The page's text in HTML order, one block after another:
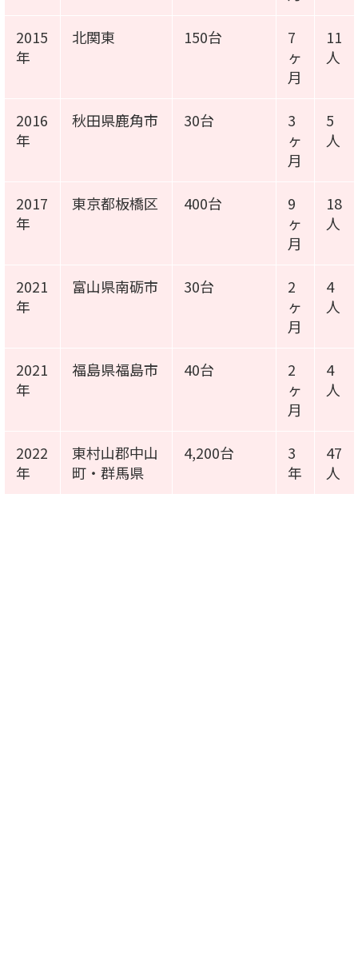
2015
年
北関東 150台
7
ヶ
月
11
人
2016
年
秋田県鹿角市 30台
3
ヶ
月
5
人
2017
年
東京都板橋区 400台
9
ヶ
月
18
人
2021
年
富山県南砺市 30台
2
ヶ
月
4
人
2021
年
福島県福島市 40台
2
ヶ
月
4
人
2022
年
東村山郡中山
町・群馬県
4,200台
3
年
47
人